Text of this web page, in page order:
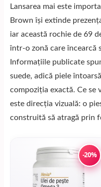
Lansarea mai este
Brown își extinde
iar această rochie de 69
într-o zonă care încearcă
Informațiile publicate
suede, adică piele
compoziția exactă. Ce se
este direcția vizuală: o
construită să atragă prin
-20%